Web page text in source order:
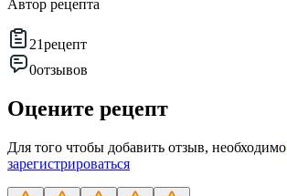
Автор рецепта
21рецепт
0отзывов
Оцените рецепт
Для того чтобы добавить отзыв, необходимо
зарегистрироваться